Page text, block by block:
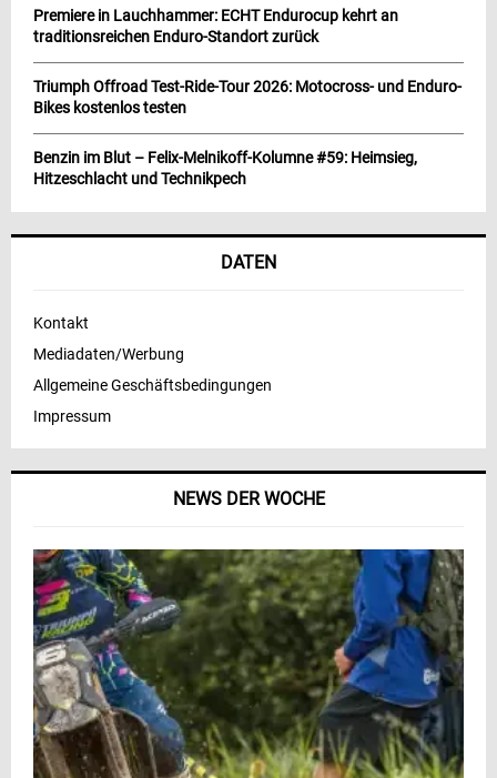
NEWS DER WOCHE
Premiere in Lauchhammer: ECHT Endurocup kehrt an
traditionsreichen Enduro-Standort zurück
Triumph Offroad Test-Ride-Tour 2026: Motocross- und Enduro-
Bikes kostenlos testen
Benzin im Blut – Felix-Melnikoff-Kolumne #59: Heimsieg,
Hitzeschlacht und Technikpech
DATEN
Kontakt
Mediadaten/Werbung
Allgemeine Geschäftsbedingungen
Impressum